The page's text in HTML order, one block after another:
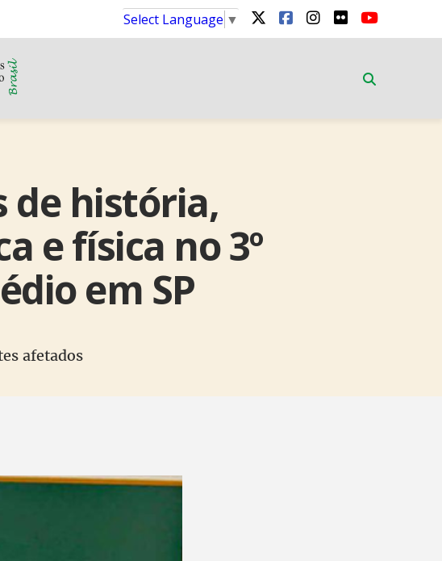
Select Language ▼
de história,
e física no 3º
em SP
afetados